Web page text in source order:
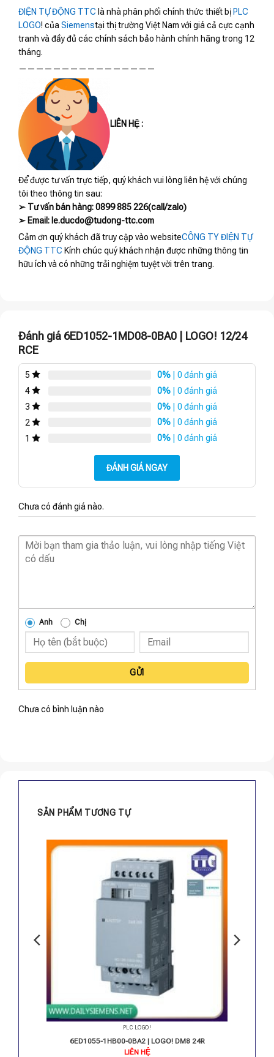
ĐIỆN TỰ ĐỘNG TTC là nhà phân phối chính thức thiết bị PLC
LOGO! của Siemenstại thị trường Việt Nam với giá cả cực cạnh
tranh và đầy đủ các chính sách bảo hành chính hãng trong 12
tháng.
————————————————
LIÊN HỆ :
Để được tư vấn trực tiếp, quý khách vui lòng liên hệ với chúng
tôi theo thông tin sau:
➢ Tư vấn bán hàng: 0899 885 226(call/zalo)
➢ Email: le.ducdo@tudong-ttc.com
Cảm ơn quý khách đã truy cập vào websiteCÔNG TY ĐIỆN TỰ
ĐỘNG TTC Kính chúc quý khách nhận được những thông tin
hữu ích và có những trải nghiệm tuyệt vời trên trang.
Đánh giá 6ED1052-1MD08-0BA0 | LOGO! 12/24
RCE
5 0% | 0 đánh giá
4
0% | 0 đánh giá
3
0% | 0 đánh giá
2
0% | 0 đánh giá
1
0% | 0 đánh giá
ĐÁNH GIÁ NGAY
Chưa có đánh giá nào.
Anh Chị
GỬI
Chưa có bình luận nào
SẢN PHẨM TƯƠNG TỰ
PLC LOGO!
6ED1055-1HB00-0BA2 | LOGO! DM8 24R
LIÊN HỆ